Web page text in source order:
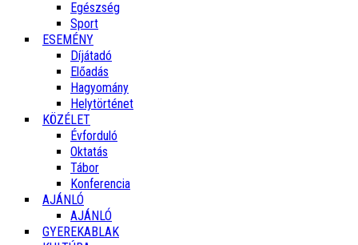
Egészség
Sport
ESEMÉNY
Díjátadó
Előadás
Hagyomány
Helytörténet
KÖZÉLET
Évforduló
Oktatás
Tábor
Konferencia
AJÁNLÓ
AJÁNLÓ
GYEREKABLAK